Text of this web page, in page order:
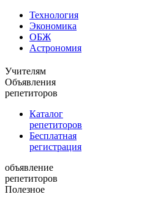
Технология
Экономика
ОБЖ
Астрономия
Учителям
Объявления
репетиторов
Каталог
репетиторов
Бесплатная
регистрация
объявление
репетиторов
Полезное